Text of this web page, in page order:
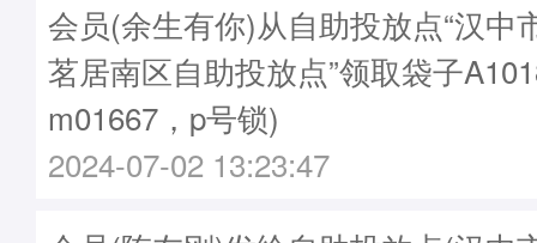
会员(余生有你)从自助投放点“汉中
茗居南区自助投放点”领取袋子
m01667，p号锁)
2024-07-02 13:23:47